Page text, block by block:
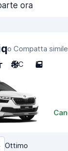
ora
o Compatta simile
A/C 5
Ottimo